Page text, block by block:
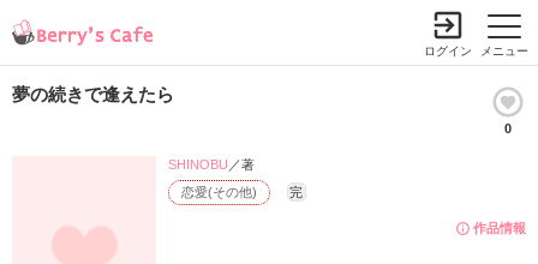
メニュー
ログイン
夢の続きで逢えたら
0
作品情報
恋愛(その他) 完
SHINOBU ／著